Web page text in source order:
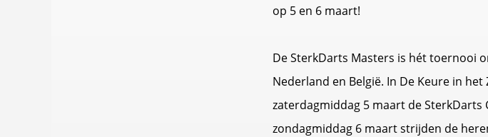
op 5 en 6 maart!
De SterkDarts Masters is hét toernooi
Nederland en België. In De Keure in het
zaterdagmiddag 5 maart de SterkDarts
zondagmiddag 6 maart strijden de